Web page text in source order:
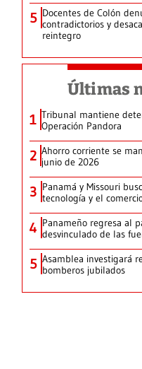
5 Docentes de Colón
contradictorios y
reintegro
Últimas
1 Tribunal mantiene
Operación Pandora
2 Ahorro corriente se
junio de 2026
3 Panamá y Missouri
tecnología y el
4 Panameño regresa al
desvinculado de las
5 Asamblea investigará
bomberos jubilados